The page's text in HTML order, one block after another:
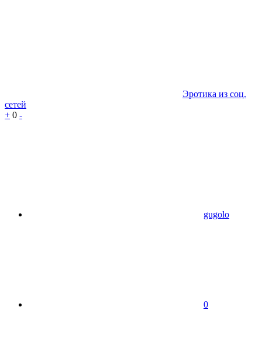
Эротика из соц.
сетей
+ 0 -
gugolo
0